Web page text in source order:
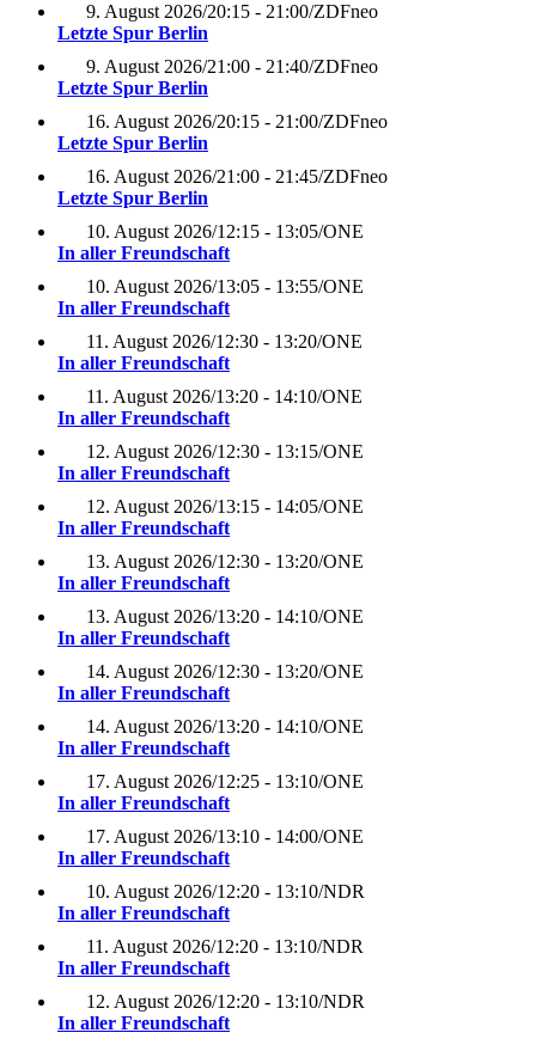
9. August 2026/20:15 - 21:00/ZDFneo
Letzte Spur Berlin
9. August 2026/21:00 - 21:40/ZDFneo
Letzte Spur Berlin
16. August 2026/20:15 - 21:00/ZDFneo
Letzte Spur Berlin
16. August 2026/21:00 - 21:45/ZDFneo
Letzte Spur Berlin
10. August 2026/12:15 - 13:05/ONE
In aller Freundschaft
10. August 2026/13:05 - 13:55/ONE
In aller Freundschaft
11. August 2026/12:30 - 13:20/ONE
In aller Freundschaft
11. August 2026/13:20 - 14:10/ONE
In aller Freundschaft
12. August 2026/12:30 - 13:15/ONE
In aller Freundschaft
12. August 2026/13:15 - 14:05/ONE
In aller Freundschaft
13. August 2026/12:30 - 13:20/ONE
In aller Freundschaft
13. August 2026/13:20 - 14:10/ONE
In aller Freundschaft
14. August 2026/12:30 - 13:20/ONE
In aller Freundschaft
14. August 2026/13:20 - 14:10/ONE
In aller Freundschaft
17. August 2026/12:25 - 13:10/ONE
In aller Freundschaft
17. August 2026/13:10 - 14:00/ONE
In aller Freundschaft
10. August 2026/12:20 - 13:10/NDR
In aller Freundschaft
11. August 2026/12:20 - 13:10/NDR
In aller Freundschaft
12. August 2026/12:20 - 13:10/NDR
In aller Freundschaft